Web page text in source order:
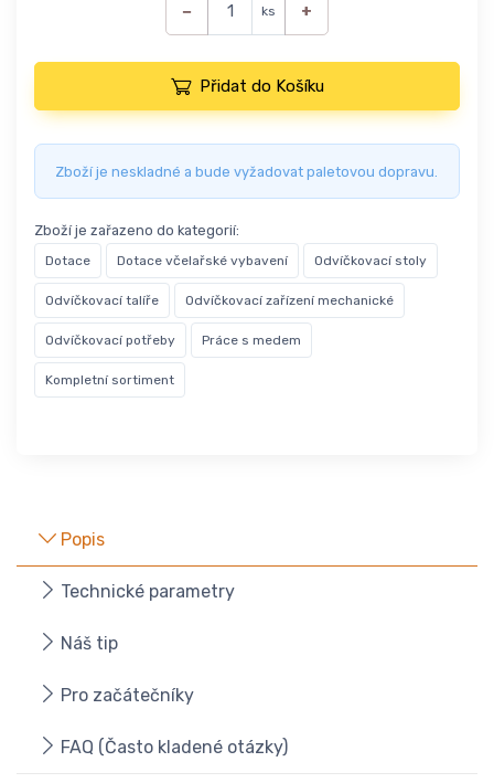
− ks +
Přidat do Košíku
Zboží je neskladné a bude vyžadovat paletovou dopravu.
Zboží je zařazeno do kategorií:
Dotace Dotace včelařské vybavení Odvíčkovací stoly
Odvíčkovací talíře Odvíčkovací zařízení mechanické
Odvíčkovací potřeby Práce s medem
Kompletní sortiment
Popis
Technické parametry
Náš tip
Pro začátečníky
FAQ (Často kladené otázky)